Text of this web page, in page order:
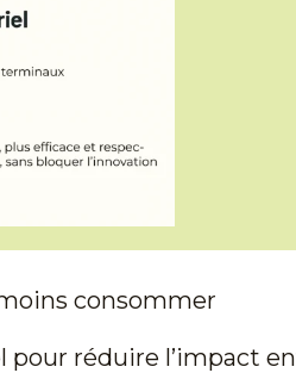
consommer
réduire l’impact